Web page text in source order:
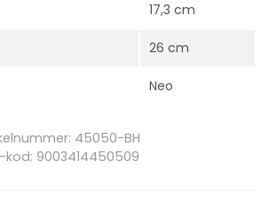
17,3 cm
26 cm
Neo
45050-BH
kod: 9003414450509